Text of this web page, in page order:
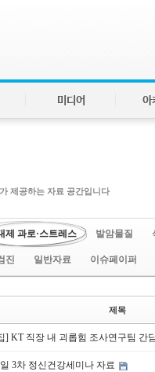
미디어 아
제공하는 자료 공간입니다
제 과로·스트레스 발암물질
진 일반자료 이슈페이퍼
제목
] KT 직장 내 괴롭힘 조사연구팀 간
3차 정신건강세미나 자료